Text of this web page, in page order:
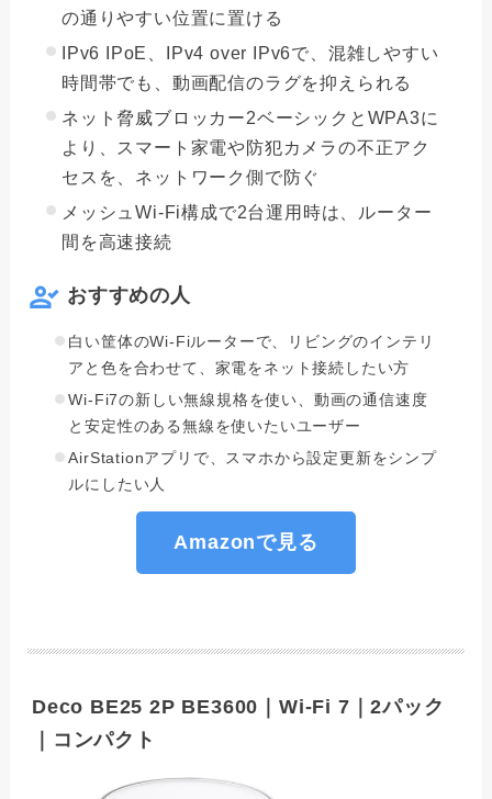
の通りやすい位置に置ける
IPv6 IPoE、IPv4 over IPv6で、混雑しやすい
時間帯でも、動画配信のラグを抑えられる
ネット脅威ブロッカー2ベーシックとWPA3に
より、スマート家電や防犯カメラの不正アク
セスを、ネットワーク側で防ぐ
メッシュWi-Fi構成で2台運用時は、ルーター
間を高速接続
おすすめの人
白い筐体のWi-Fiルーターで、リビングのインテリ
アと色を合わせて、家電をネット接続したい方
Wi-Fi7の新しい無線規格を使い、動画の通信速度
と安定性のある無線を使いたいユーザー
AirStationアプリで、スマホから設定更新をシンプ
ルにしたい人
Amazonで見る
Deco BE25 2P BE3600｜Wi-Fi 7｜2パック
｜コンパクト